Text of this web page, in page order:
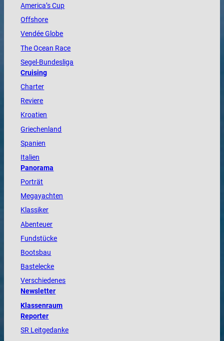
America’s Cup
Offshore
VendéeGlobe
TheOcean Race
Segel-Bundesliga
Cruising
Charter
Reviere
Kroatien
Griechenland
Spanien
Italien
Panorama
Porträt
Megayachten
Klassiker
Abenteuer
Fundstücke
Bootsbau
Bastelecke
Verschiedenes
Newsletter
Klassenraum
Reporter
SR Leitgedanke